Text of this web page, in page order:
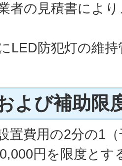
者の見積書によ
LED防犯灯の維
よび補助限
置費用の2分の1
円を限度とす